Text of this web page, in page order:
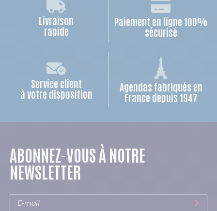
Livraison
rapide
Paiement en ligne 100%
sécurisé
Service client
à votre disposition
Agendas fabriqués en
France depuis 1947
ABONNEZ-VOUS À NOTRE
NEWSLETTER